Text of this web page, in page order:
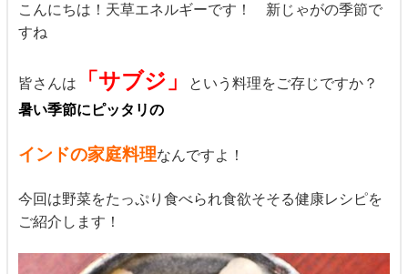
こんにちは！天草エネルギーです！ 新じゃがの季節で
すね
皆さんは 「サブジ」
という料理をご存じですか？
暑い季節にピッタリの
インドの家庭料理なんですよ！
今回は野菜をたっぷり食べられ食欲そそる健康レシピを
ご紹介します！